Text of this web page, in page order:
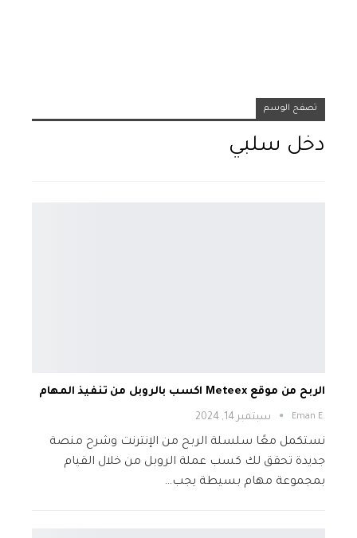
تصفح الوسم
دخل سلبي
الربح من موقع Meteex اكسب بالروبل من تنفيذ المهام
.Eman E سبتمبر 14, 2024
نستكمل معًا سلسلة الربح من الإنترنت وشرح منصة
جديدة تحقق لك كسب عملة الروبل من خلال القيام
بمجموعة مهام بسيطة يجب…